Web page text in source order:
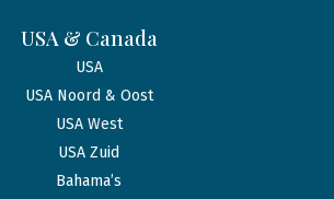
USA & Canada
USA
USA Noord & Oost
USA West
USA Zuid
Bahama’s